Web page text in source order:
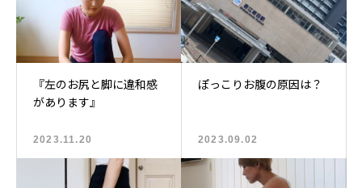
『左のお尻と脚に違和感
があります』
2023.11.20
ぽっこりお腹の原因は？
2023.09.02